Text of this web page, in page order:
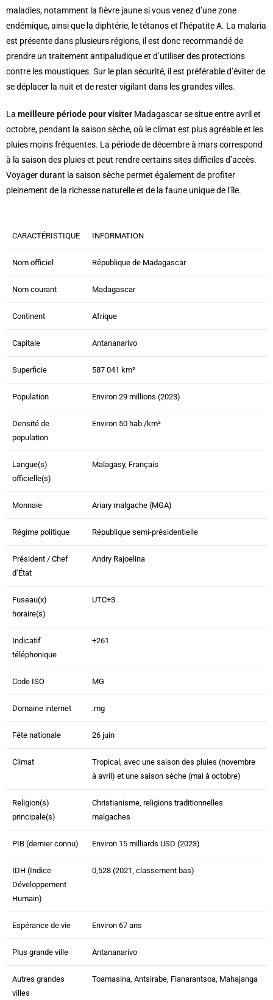
maladies, notamment la fièvre jaune si vous venez d’une zone
endémique, ainsi que la diphtérie, le tétanos et l’hépatite A. La malaria
est présente dans plusieurs régions, il est donc recommandé de
prendre un traitement antipaludique et d’utiliser des protections
contre les moustiques. Sur le plan sécurité, il est préférable d’éviter de
se déplacer la nuit et de rester vigilant dans les grandes villes.
La meilleure période pour visiter Madagascar se situe entre avril et
octobre, pendant la saison sèche, où le climat est plus agréable et les
pluies moins fréquentes. La période de décembre à mars correspond
à la saison des pluies et peut rendre certains sites difficiles d’accès.
Voyager durant la saison sèche permet également de profiter
pleinement de la richesse naturelle et de la faune unique de l’île.
CARACTÉRISTIQUE INFORMATION
Nom officiel République de Madagascar
Nom courant Madagascar
Continent Afrique
Capitale Antananarivo
Superficie 587 041 km²
Population Environ 29 millions (2023)
Densité de
population
Environ 50 hab./km²
Langue(s)
officielle(s)
Malagasy, Français
Monnaie Ariary malgache (MGA)
Régime politique République semi-présidentielle
Président / Chef
d’État
Andry Rajoelina
Fuseau(x)
horaire(s)
UTC+3
Indicatif
téléphonique
+261
Code ISO MG
Domaine internet .mg
Fête nationale 26 juin
Climat
Tropical, avec une saison des pluies (novembre
à avril) et une saison sèche (mai à octobre)
Religion(s)
principale(s)
Christianisme, religions traditionnelles
malgaches
PIB (dernier connu) Environ 15 milliards USD (2023)
IDH (Indice
Développement
Humain)
0,528 (2021, classement bas)
Espérance de vie Environ 67 ans
Plus grande ville Antananarivo
Autres grandes
villes
Toamasina, Antsirabe, Fianarantsoa, Mahajanga